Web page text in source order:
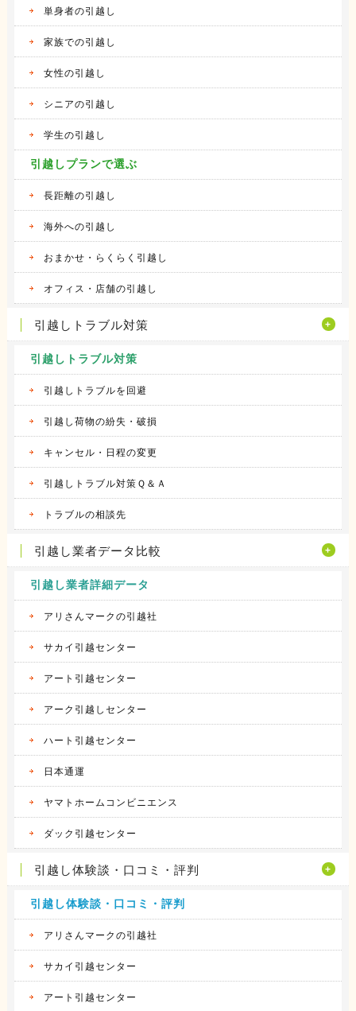
単身者の引越し
家族での引越し
女性の引越し
シニアの引越し
学生の引越し
引越しプランで選ぶ
長距離の引越し
海外への引越し
おまかせ・らくらく引越し
オフィス・店舗の引越し
引越しトラブル対策
引越しトラブル対策
引越しトラブルを回避
引越し荷物の紛失・破損
キャンセル・日程の変更
引越しトラブル対策Ｑ＆Ａ
トラブルの相談先
引越し業者データ比較
引越し業者詳細データ
アリさんマークの引越社
サカイ引越センター
アート引越センター
アーク引越しセンター
ハート引越センター
日本通運
ヤマトホームコンビニエンス
ダック引越センター
引越し体験談・口コミ・評判
引越し体験談・口コミ・評判
アリさんマークの引越社
サカイ引越センター
アート引越センター